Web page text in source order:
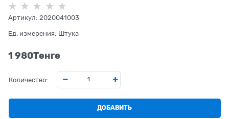
Артикул: 2020041003
Ед. измерения: Штука
1 980Tенге
Количество:
ДОБАВИТЬ